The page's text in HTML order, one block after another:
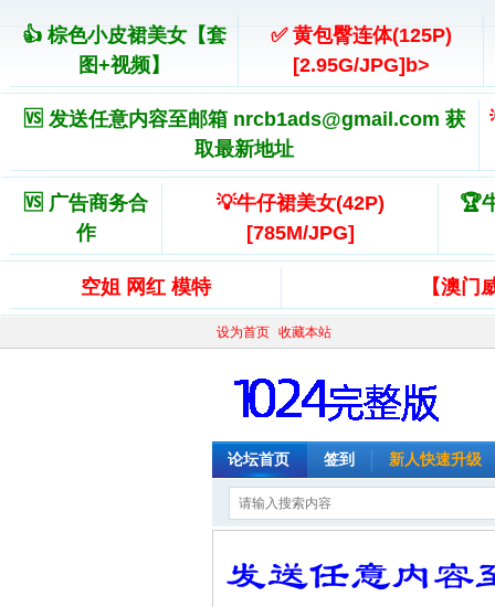
👍 棕色小皮裙美女【套
图+视频】
✅ 黄包臀连体(125P)
[2.95G/JPG]b>
🆚 发送任意内容至邮箱 nrcb1ads@gmail.com 获
取最新地址
🆚 广告商务合
作
💡牛仔裙美女(42P)
[785M/JPG]
🏆
空姐 网红 模特 【澳门
设为首页 收藏本站
论坛首页 签到 新人快速升级